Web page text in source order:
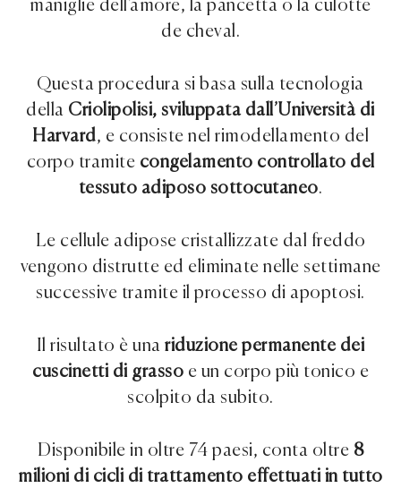
maniglie dell’amore, la pancetta o la culotte
de cheval.
Questa procedura si basa sulla tecnologia
della Criolipolisi, sviluppata dall’Università di
Harvard, e consiste nel rimodellamento del
corpo tramite congelamento controllato del
tessuto adiposo sottocutaneo.
Le cellule adipose cristallizzate dal freddo
vengono distrutte ed eliminate nelle settimane
successive tramite il processo di apoptosi.
Il risultato è unariduzione permanente dei
cuscinetti di grasso e un corpo più tonico e
scolpito da subito.
Disponibile in oltre 74 paesi, conta oltre 8
milioni di cicli di trattamento effettuati in tutto